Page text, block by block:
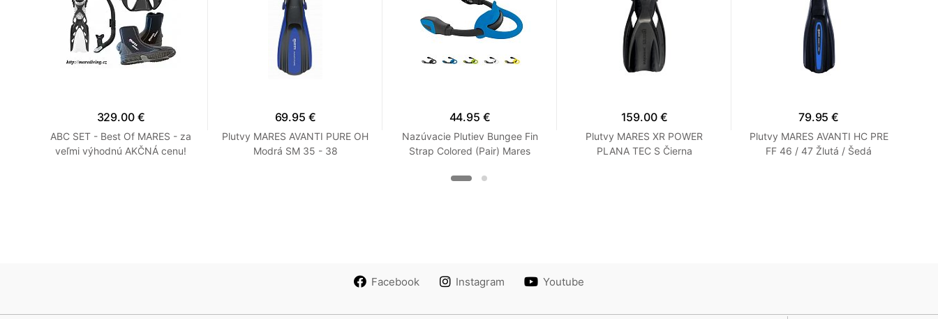
329.00 €
ABC SET - Best Of MARES - za
veľmi výhodnú AKČNÁ cenu!
69.95 €
Plutvy MARES AVANTI PURE OH
Modrá SM 35 - 38
44.95 €
Nazúvacie Plutiev Bungee Fin
Strap Colored (Pair) Mares
159.00 €
Plutvy MARES XR POWER
PLANA TEC S Čierna
79.95 €
Plutvy MARES AVANTI HC PRE
FF 46 / 47 Žlutá / Šedá
Facebook Instagram Youtube